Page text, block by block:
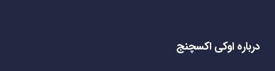
درباره اوکی اکسچنج